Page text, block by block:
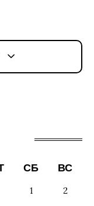
СБ ВС
1
2